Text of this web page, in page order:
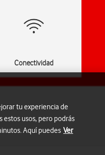
Conectividad
tu experiencia de
estos usos, pero podrás
Aquí puedes Ver